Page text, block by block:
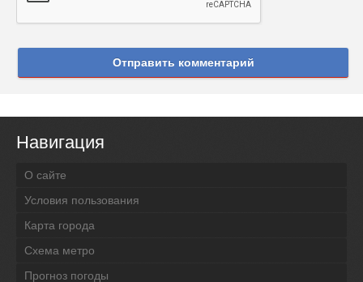
Отправить комментарий
Навигация
О сайте
Условия пользования
Карта города
Схема метро
Прогноз погоды